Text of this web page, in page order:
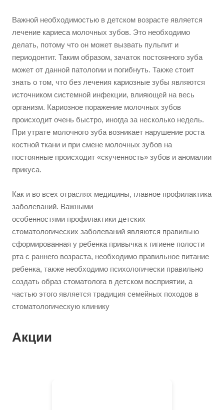
Важной необходимостью в детском возрасте является
лечение кариеса молочных зубов. Это необходимо
делать, потому что он может вызвать пульпит и
периодонтит. Таким образом, зачаток постоянного зуба
может от данной патологии и погибнуть. Также стоит
знать о том, что без лечения кариозные зубы являются
источником системной инфекции, влияющей на весь
организм. Кариозное поражение молочных зубов
происходит очень быстро, иногда за несколько недель.
При утрате молочного зуба возникает нарушение роста
костной ткани и при смене молочных зубов на
постоянные происходит «скученность» зубов и аномалии
прикуса.
Как и во всех отраслях медицины, главное профилактика
заболеваний. Важными
особенностями профилактики детских
стоматологических заболеваний являются правильно
сформированная у ребенка привычка к гигиене полости
рта с раннего возраста, необходимо правильное питание
ребенка, также необходимо психологически правильно
создать образ стоматолога в детском восприятии, а
частью этого является традиция семейных походов в
стоматологическую клинику
Акции